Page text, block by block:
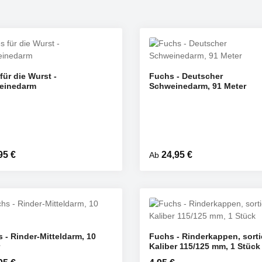
die Wurst -
Preis:
€
Fuchs - Deutscher
Schweinedarm, 91 Meter
Regulärer Preis:
Ab 24,95 €
- Rinder-Mitteldarm, 10
Fuchs - Rinderkappen,
Kaliber 115/125 mm, 1 Stück
Produkt Anzahl:
ST